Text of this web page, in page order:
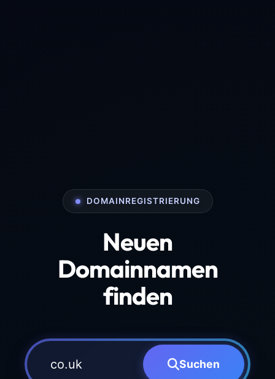
DOMAINREGISTRIERUNG
Neuen
Domainnamen
finden
Suchen